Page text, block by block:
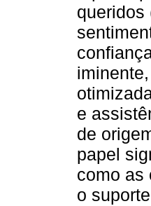
queridos
e
de
papel
como as
o